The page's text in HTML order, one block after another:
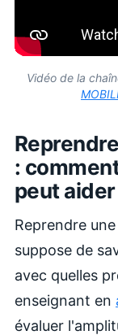
Vidéo de la
:
peut aider
Reprendre
suppose de
avec quelles
enseignant en
évaluer